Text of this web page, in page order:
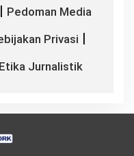
| Pedoman Media
Privasi |
Jurnalistik